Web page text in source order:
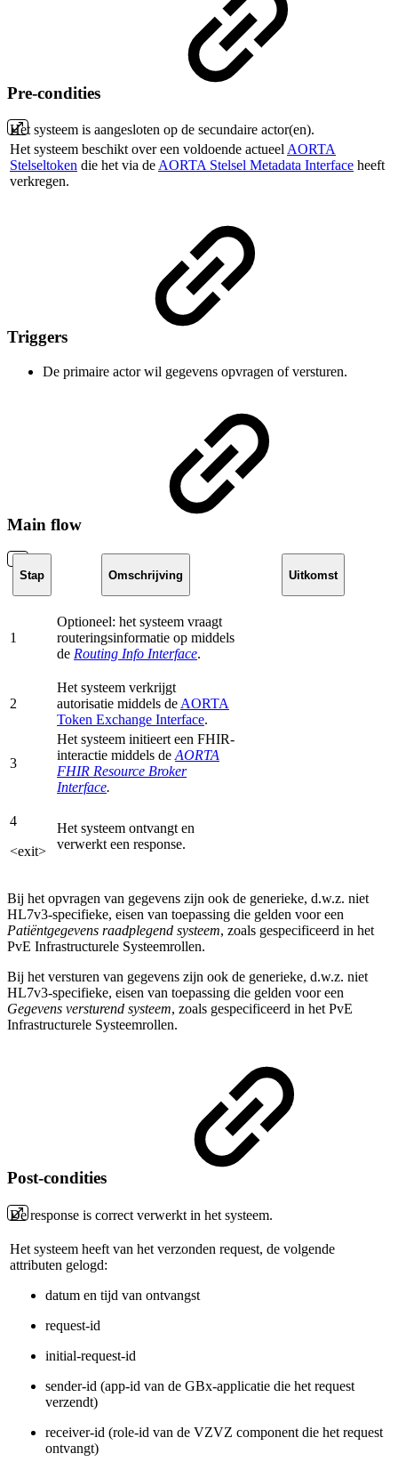
Pre-condities
Het systeem is aangesloten op de secundaire actor(en).
Het systeem beschikt over een voldoende actueelAORTA
Stelseltoken die het via deAORTA Stelsel Metadata Interface heeft
verkregen.
Triggers
De primaire actor wil gegevens opvragen of versturen.
Main flow
Stap Omschrijving Uitkomst
1
Optioneel: het systeem vraagt
routeringsinformatie op middels
de Routing Info Interface.
2
Het systeem verkrijgt
autorisatie middels de AORTA
Token Exchange Interface.
3
Het systeem initieert een FHIR-
interactie middels de AORTA
FHIR Resource Broker
Interface.
4
<exit>
Het systeem ontvangt en
verwerkt een response.
Bij het opvragen van gegevens zijn ook de generieke, d.w.z. niet
HL7v3-specifieke, eisen van toepassing die gelden voor een
Patiëntgegevens raadplegend systeem, zoals gespecificeerd in het
PvE Infrastructurele Systeemrollen.
Bij het versturen van gegevens zijn ook de generieke, d.w.z. niet
HL7v3-specifieke, eisen van toepassing die gelden voor een
Gegevens versturend systeem, zoals gespecificeerd in het PvE
Infrastructurele Systeemrollen.
Post-condities
De response is correct verwerkt in het systeem.
Het systeem heeft van het verzonden request, de volgende
attributen gelogd:
datum en tijd van ontvangst
request-id
initial-request-id
sender-id (app-id van de GBx-applicatie die het request
verzendt)
receiver-id (role-id van de VZVZ component die het request
ontvangt)